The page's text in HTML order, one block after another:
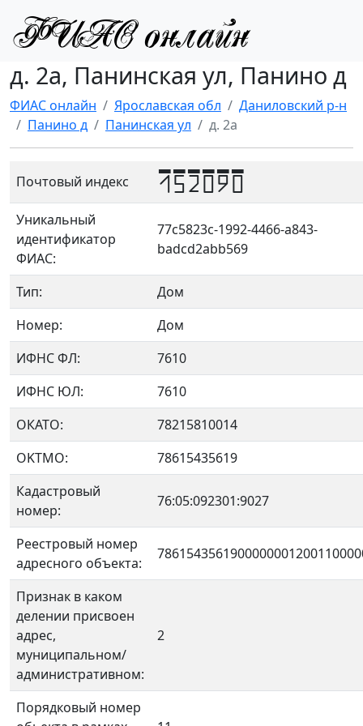
д. 2а, Панинская ул, Панино д
ФИАС онлайн Ярославская обл
Даниловский р-н
Панино д
Панинская ул д. 2а
Почтовый индекс 152090
Уникальный
идентификатор
ФИАС:
77c5823c-1992-4466-a843-
badcd2abb569
Тип:
Дом
Номер:
Дом
ИФНС ФЛ:
7610
ИФНС ЮЛ:
7610
ОКАТО:
78215810014
OKTMO:
78615435619
Кадастровый
номер:
76:05:092301:9027
Реестровый номер
адресного объекта:
Признак в каком
делении присвоен
адрес,
муниципальном/
административном:
2
Порядковый номер